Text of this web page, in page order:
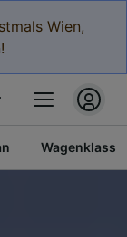
Wien,